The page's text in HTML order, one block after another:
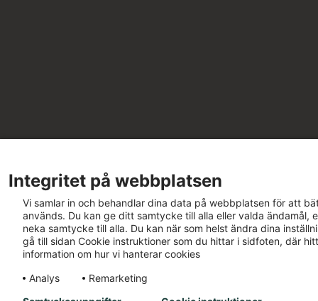
Integritet på webbplatsen
Vi samlar in och behandlar dina data på webbplatsen för att
används. Du kan ge ditt samtycke till alla eller valda ändamål,
neka samtycke till alla. Du kan när som helst ändra dina
gå till sidan Cookie instruktioner som du hittar i sidfoten, där
information om hur vi hanterar cookies
Analys
Remarketing